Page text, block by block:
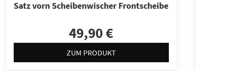
Satz vorn Scheibenwischer Frontscheibe
49,90 €
ZUM PRODUKT